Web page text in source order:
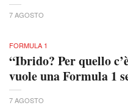
7 AGOSTO
FORMULA 1
“Ibrido? Per quello
vuole una Formula 1
7 AGOSTO